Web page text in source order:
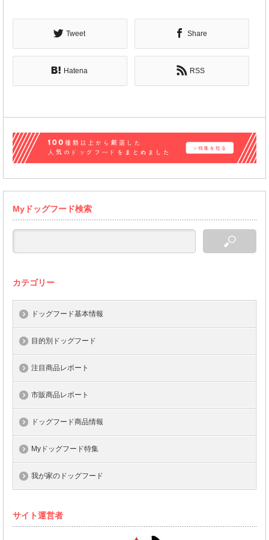
Tweet Share
Hatena RSS
Myドッグフード検索
カテゴリー
ドッグフード基本情報
目的別ドッグフード
注目商品レポート
市販商品レポート
ドッグフード商品情報
Myドッグフード特集
我が家のドッグフード
サイト運営者